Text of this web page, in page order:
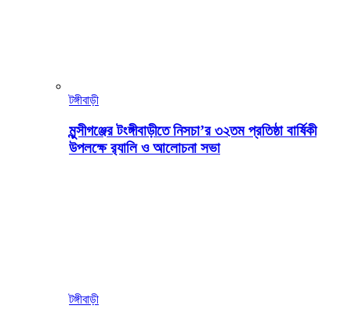
টঙ্গীবাড়ী
মুন্সীগঞ্জের টংঙ্গীবাড়ীতে নিসচা’র ৩২তম প্রতিষ্ঠা বার্ষিকী
উপলক্ষে র‍্যালি ও আলোচনা সভা
টঙ্গীবাড়ী